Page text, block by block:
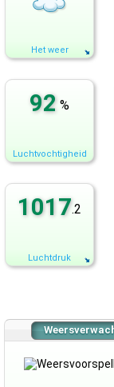
Het weer
92 %
Luchtvochtigheid
1017.2
Luchtdruk